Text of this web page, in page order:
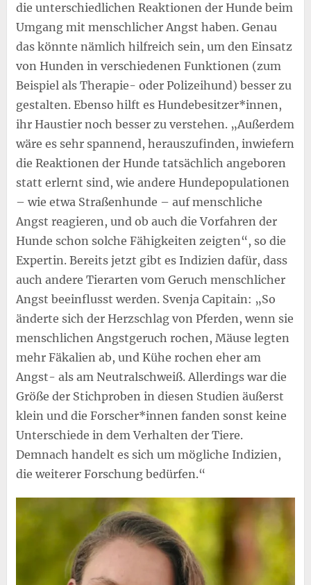
die unterschiedlichen Reaktionen der Hunde beim
Umgang mit menschlicher Angst haben. Genau
das könnte nämlich hilfreich sein, um den Einsatz
von Hunden in verschiedenen Funktionen (zum
Beispiel als Therapie- oder Polizeihund) besser zu
gestalten. Ebenso hilft es Hundebesitzer*innen,
ihr Haustier noch besser zu verstehen. „Außerdem
wäre es sehr spannend, herauszufinden, inwiefern
die Reaktionen der Hunde tatsächlich angeboren
statt erlernt sind, wie andere Hundepopulationen
– wie etwa Straßenhunde – auf menschliche
Angst reagieren, und ob auch die Vorfahren der
Hunde schon solche Fähigkeiten zeigten“, so die
Expertin. Bereits jetzt gibt es Indizien dafür, dass
auch andere Tierarten vom Geruch menschlicher
Angst beeinflusst werden. Svenja Capitain: „So
änderte sich der Herzschlag von Pferden, wenn sie
menschlichen Angstgeruch rochen, Mäuse legten
mehr Fäkalien ab, und Kühe rochen eher am
Angst- als am Neutralschweiß. Allerdings war die
Größe der Stichproben in diesen Studien äußerst
klein und die Forscher*innen fanden sonst keine
Unterschiede in dem Verhalten der Tiere.
Demnach handelt es sich um mögliche Indizien,
die weiterer Forschung bedürfen.“